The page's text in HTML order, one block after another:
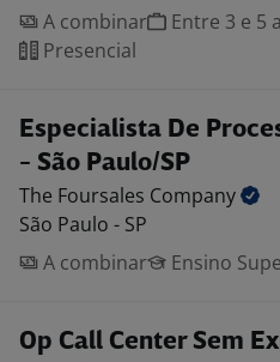
A combinar
Entre 3 e 5
Presencial
Especialista De
- São Paulo/SP
The Foursales Company
São Paulo - SP
A combinar
Ensino
Op Call Center Sem